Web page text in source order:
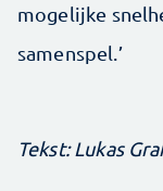
mogelijke
samenspel.’
Tekst: Lukas